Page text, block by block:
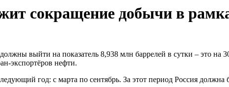
сокращение добычи в
выйти на показатель 8,938 млн баррелей в сутки – это на
экспортёров нефти.
год: с марта по сентябрь. За этот период Россия должна